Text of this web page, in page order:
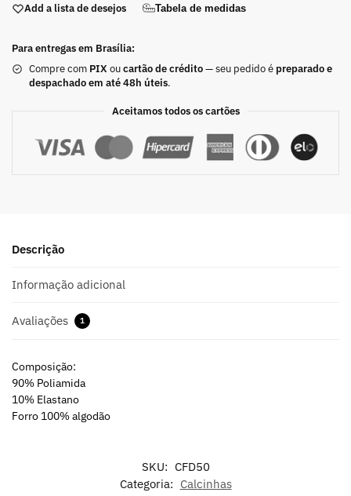
Add a lista de desejos Tabela de medidas
Para entregas em Brasília:
Compre com PIX oucartão de crédito— seu pedido é preparado e
despachado em até 48h úteis.
Aceitamos todos os cartões
Descrição
Informação adicional
Avaliações 1
Composição:
90% Poliamida
10% Elastano
Forro 100% algodão
SKU: CFD50
Categoria: Calcinhas